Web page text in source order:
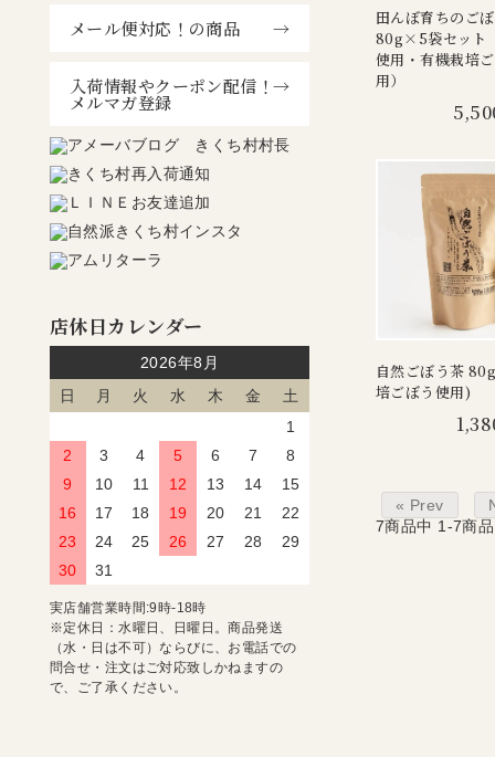
田んぼ育ちのご
80g×5袋セット
使用・有機栽培
用）
自然ごぼう茶
培ごぼう使用)
« Prev
7商品中 1-7商品
メール便対応！の商品
入荷情報やクーポン配信！
メルマガ登録
店休日カレンダー
2026年8月
日
月 火 水 木 金
土
1
2
3 4 5 6 7
8
9
10 11 12 13 14
15
16
17 18 19 20 21
22
23
24 25 26 27 28
29
30
31
実店舗営業時間:9時-18時
※定休日：水曜日、日曜日。商品発送
（水・日は不可）ならびに、お電話での
問合せ・注文はご対応致しかねますの
で、ご了承ください。